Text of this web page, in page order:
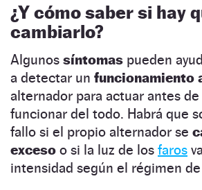
¿Y cómo saber si hay
cambiarlo?
Algunos síntomas pueden
a detectar un funcionamiento
alternador para actuar antes
funcionar del todo. Habrá que
fallo si el propio alternador se
exceso o si la luz de los faros
intensidad según el régimen